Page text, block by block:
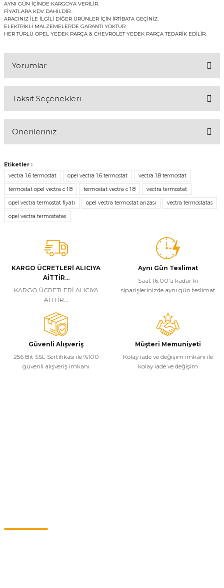
AYNI GÜN İÇİNDE KARGOYA VERİLİR.
FİYATLARA KDV DAHİLDİR..
ARACINIZ İLE İLGİLİ DİĞER ÜRÜNLER İÇİN İRTİBATA GEÇİNİZ.
ELEKTRİKLİ MALZEMELERDE GARANTİ YOKTUR.
HER TÜRLÜ OPEL YEDEK PARÇA & CHEVROLET YEDEK PARÇA TEDARİK EDİLİR.
Yorumlar
Taksit Seçenekleri
Önerileriniz
konularda yetersiz gördüğünüz noktaları öneri formunu kullanarak
tarafımıza iletebilirsiniz.
Görüş ve önerileriniz için teşekkür ederiz.
Ürün resmi kalitesiz, bozuk veya görüntülenemiyor.
Ürün açıklamasında eksik bilgiler bulunuyor.
Ürün fiyatı diğer sitelerden daha pahalı.
Bu ürüne benzer farklı alternatifler olmalı.
Etiketler :
vectra 1.6 termostat
opel vectra 1.6 termostat vectra 1.8 termostat
termostat opel vectra c 1.8 termostat vectra c 1.8 vectra termostat
opel vectra termostat fiyatı opel vectra termostat arızası vectra termostatas
opel vectra termostatas
KARGO ÜCRETLERİ ALICIYA
AİTTİR...
KARGO ÜCRETLERİ ALICIYA
AİTTİR...
Aynı Gün Teslimat
Saat 16:00’a kadar ki
siparişlerinizde aynı gün teslimat
Güvenli Alışveriş
256 Bit SSL Sertifikası ile %100
güvenli alışveriş imkanı
Müşteri Memuniyeti
Kolay iade ve değişim imkanı ile
kolay iade ve değişim